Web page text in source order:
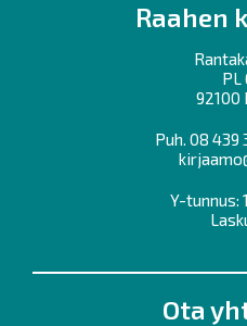
Raahen
PL
92100
Puh. 08 439
Y-tunnus:
Ota